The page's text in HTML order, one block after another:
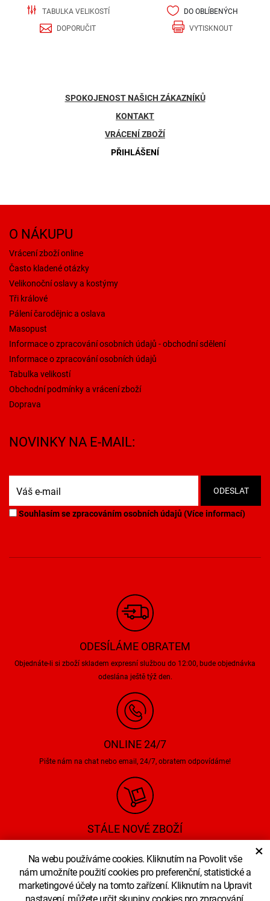
Na webu používáme cookies. Kliknutím na Povolit vše
nám umožníte použití cookies pro preferenční, statistické a
marketingové účely na tomto zařízení. Kliknutím na Upravit
nastavení, můžete určit skupiny cookies pro zpracování,
×
TABULKA VELIKOSTÍ
DO OBLÍBENÝCH
DOPORUČIT
VYTISKNOUT
SPOKOJENOST NAŠICH ZÁKAZNÍKŮ
KONTAKT
VRÁCENÍ ZBOŽÍ
PŘIHLÁŠENÍ
O NÁKUPU
Vrácení zboží online
Často kladené otázky
Velikonoční oslavy a kostýmy
Tři králové
Pálení čarodějnic a oslava
Masopust
Informace o zpracování osobních údajů - obchodní sdělení
Informace o zpracování osobních údajů
Tabulka velikostí
Obchodní podmínky a vrácení zboží
Doprava
NOVINKY NA E-MAIL:
Souhlasím se zpracováním osobních údajů (Více informací)
ODESÍLÁME OBRATEM
Objednáte-li si zboží skladem expresní službou do 12:00, bude objednávka
odeslána ještě týž den.
ONLINE 24/7
Pište nám na chat nebo email, 24/7, obratem odpovídáme!
STÁLE NOVÉ ZBOŽÍ
zasílat i na Váš email.